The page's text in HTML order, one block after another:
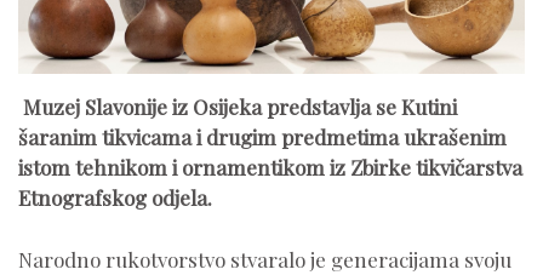
Muzej Slavonije iz Osijeka predstavlja se Kutini
šaranim tikvicama i drugim predmetima ukrašenim
istom tehnikom i ornamentikom iz Zbirke tikvičarstva
Etnografskog odjela.
Narodno rukotvorstvo stvaralo je generacijama svoju